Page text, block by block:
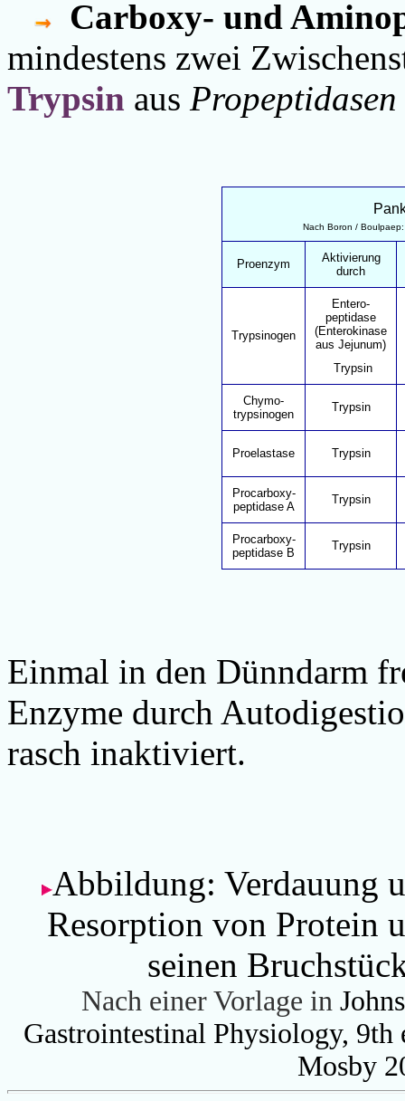
Carboxy- und
mindestens zwei
Trypsin aus Propeptidasen
Nach Boron /
Proenzym
Aktivierung
durch
Trypsinogen
Entero-
peptidase
(Enterokinase
aus Jejunum)
Trypsin
Chymo-
trypsinogen
Trypsin
Proelastase Trypsin
Procarboxy-
peptidase A
Trypsin
Procarboxy-
peptidase B
Trypsin
Einmal in den Dünndarm
Enzyme durch
rasch inaktiviert.
Abbildung: Verdauung
Resorption von Protein
seinen
Nach einer Vorlage in
Gastrointestinal Physiology, 9th
Mosby